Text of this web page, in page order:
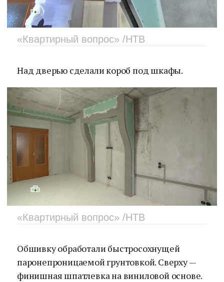
«Квартирный вопрос» /НТВ
Над дверью сделали короб под шкафы.
«Квартирный вопрос» /НТВ
Обшивку обработали быстросохнущей
паронепроницаемой грунтовкой. Сверху —
финишная шпатлевка на виниловой основе.